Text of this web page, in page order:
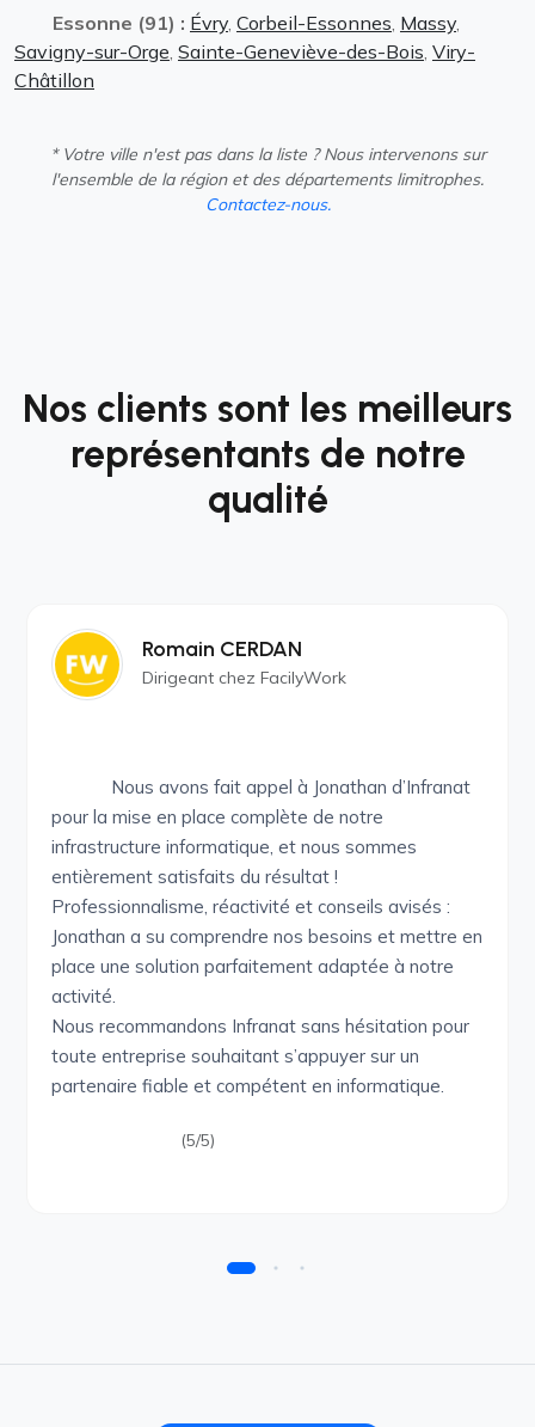
Essonne (91) : Évry Corbeil-Essonnes Massy
Savigny-sur-Orge Sainte-Geneviève-des-Bois Viry-
Châtillon
* Votre ville n'est pas dans la liste ? Nous intervenons sur
l'ensemble de la région et des départements limitrophes.
Contactez-nous.
Nos clients sont les meilleurs
représentants de notre
qualité
Romain CERDAN
Dirigeant chez FacilyWork
Nous avons fait appel à Jonathan d’Infranat
pour la mise en place complète de notre
infrastructure informatique, et nous sommes
entièrement satisfaits du résultat !
Professionnalisme, réactivité et conseils avisés :
Jonathan a su comprendre nos besoins et mettre en
place une solution parfaitement adaptée à notre
activité.
Nous recommandons Infranat sans hésitation pour
toute entreprise souhaitant s’appuyer sur un
partenaire fiable et compétent en informatique.
(5/5)